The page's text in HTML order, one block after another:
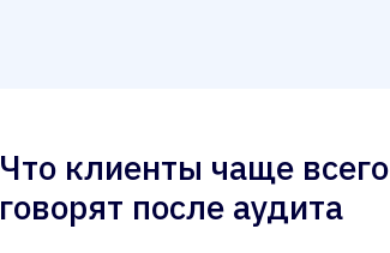
Что клиенты чаще всего
говорят после аудита